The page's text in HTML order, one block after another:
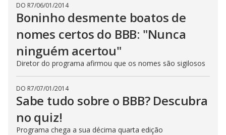
DO R7/06/01/2014
Boninho desmente boatos de
nomes certos do BBB: "Nunca
ninguém acertou"
Diretor do programa afirmou que os nomes são sigilosos
DO R7/07/01/2014
Sabe tudo sobre o BBB? Descubra
no quiz!
Programa chega a sua décima quarta edição